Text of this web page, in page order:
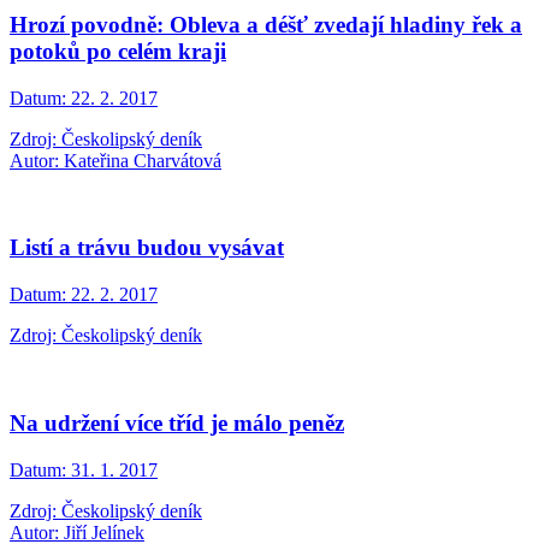
Hrozí povodně: Obleva a déšť zvedají hladiny řek a
potoků po celém kraji
Datum: 22. 2. 2017
Zdroj: Českolipský deník
Autor: Kateřina Charvátová
Listí a trávu budou vysávat
Datum: 22. 2. 2017
Zdroj: Českolipský deník
Na udržení více tříd je málo peněz
Datum: 31. 1. 2017
Zdroj: Českolipský deník
Autor: Jiří Jelínek